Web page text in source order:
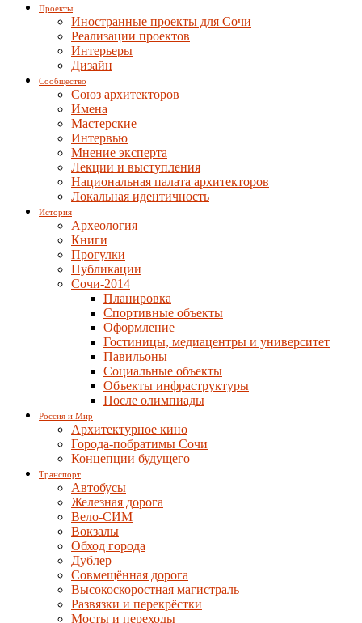
Проекты
Иностранные проекты для Сочи
Реализации проектов
Интерьеры
Дизайн
Сообщество
Союз архитекторов
Имена
Мастерские
Интервью
Мнение эксперта
Лекции и выступления
Национальная палата архитекторов
Локальная идентичность
История
Археология
Книги
Прогулки
Публикации
Сочи-2014
Планировка
Спортивные объекты
Оформление
Гостиницы, медиацентры и университет
Павильоны
Социальные объекты
Объекты инфраструктуры
После олимпиады
Россия и Мир
Архитектурное кино
Города-побратимы Сочи
Концепции будущего
Транспорт
Автобусы
Железная дорога
Вело-СИМ
Вокзалы
Обход города
Дублер
Совмещённая дорога
Высокоскоростная магистраль
Развязки и перекрёстки
Мосты и переходы